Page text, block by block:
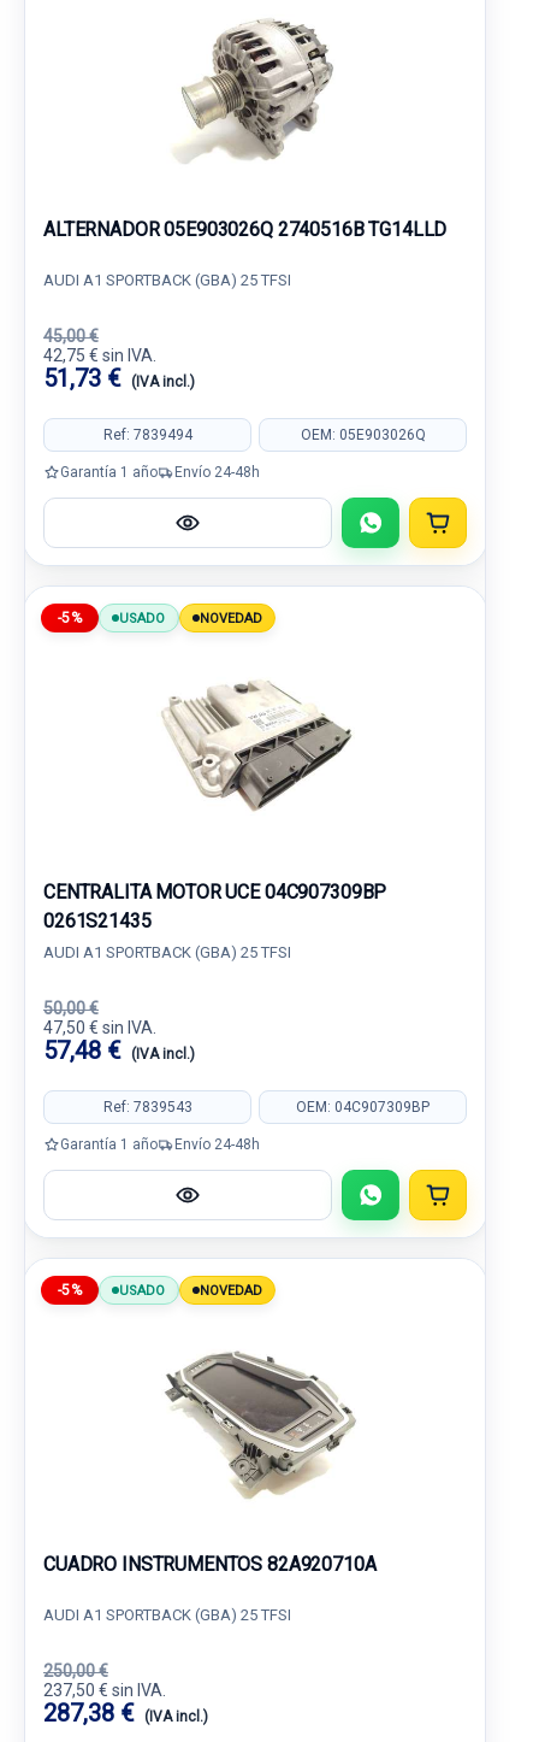
ALTERNADOR 05E903026Q 2740516B TG14LLD
AUDI A1 SPORTBACK (GBA) 25 TFSI
45,00 €
42,75 € sin IVA.
51,73 € (IVA incl.)
Ref: 7839494 OEM: 05E903026Q
Garantía 1 año Envío 24-48h
-5% USADO NOVEDAD
CENTRALITA MOTOR UCE 04C907309BP
0261S21435
AUDI A1 SPORTBACK (GBA) 25 TFSI
50,00 €
47,50 € sin IVA.
57,48 € (IVA incl.)
Ref: 7839543 OEM: 04C907309BP
Garantía 1 año Envío 24-48h
-5% USADO NOVEDAD
CUADRO INSTRUMENTOS 82A920710A
AUDI A1 SPORTBACK (GBA) 25 TFSI
250,00 €
237,50 € sin IVA.
287,38 € (IVA incl.)